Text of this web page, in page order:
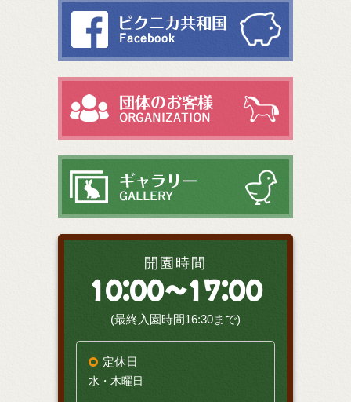
開園時間
10:00～17:00
(最終入園時間16:30まで)
定休日
水・木曜日